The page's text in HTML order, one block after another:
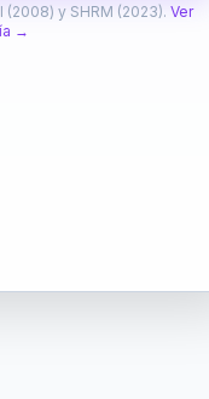
y SHRM (2023). Ver
→